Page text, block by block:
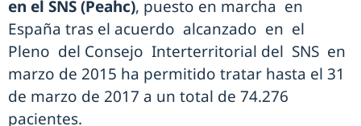
en el SNS (Peahc), puesto en marcha en
España tras el acuerdo alcanzado en el
Pleno del Consejo Interterritorial del SNS en
marzo de 2015 ha permitido tratar hasta el 31
de marzo de 2017 a un total de 74.276
pacientes.